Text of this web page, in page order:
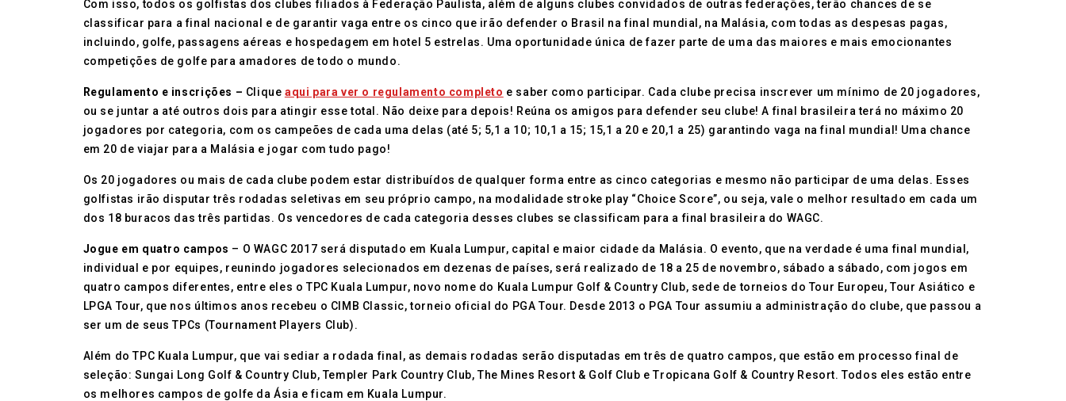
Com isso, todos os golfistas dos clubes filiados à Federação Paulista, além de alguns clubes convidados de outras federações, terão chances de se
classificar para a final nacional e de garantir vaga entre os cinco que irão defender o Brasil na final mundial, na Malásia, com todas as despesas pagas,
incluindo, golfe, passagens aéreas e hospedagem em hotel 5 estrelas. Uma oportunidade única de fazer parte de uma das maiores e mais emocionantes
competições de golfe para amadores de todo o mundo.
Regulamento e inscrições – Clique aqui para ver o regulamento completo e saber como participar. Cada clube precisa inscrever um mínimo de 20 jogadores,
ou se juntar a até outros dois para atingir esse total. Não deixe para depois! Reúna os amigos para defender seu clube! A final brasileira terá no máximo 20
jogadores por categoria, com os campeões de cada uma delas (até 5; 5,1 a 10; 10,1 a 15; 15,1 a 20 e 20,1 a 25) garantindo vaga na final mundial! Uma chance
em 20 de viajar para a Malásia e jogar com tudo pago!
Os 20 jogadores ou mais de cada clube podem estar distribuídos de qualquer forma entre as cinco categorias e mesmo não participar de uma delas. Esses
golfistas irão disputar três rodadas seletivas em seu próprio campo, na modalidade stroke play “Choice Score”, ou seja, vale o melhor resultado em cada um
dos 18 buracos das três partidas. Os vencedores de cada categoria desses clubes se classificam para a final brasileira do WAGC.
Jogue em quatro campos – O WAGC 2017 será disputado em Kuala Lumpur, capital e maior cidade da Malásia. O evento, que na verdade é uma final mundial,
individual e por equipes, reunindo jogadores selecionados em dezenas de países, será realizado de 18 a 25 de novembro, sábado a sábado, com jogos em
quatro campos diferentes, entre eles o TPC Kuala Lumpur, novo nome do Kuala Lumpur Golf & Country Club, sede de torneios do Tour Europeu, Tour Asiático e
LPGA Tour, que nos últimos anos recebeu o CIMB Classic, torneio oficial do PGA Tour. Desde 2013 o PGA Tour assumiu a administração do clube, que passou a
ser um de seus TPCs (Tournament Players Club).
Além do TPC Kuala Lumpur, que vai sediar a rodada final, as demais rodadas serão disputadas em três de quatro campos, que estão em processo final de
seleção: Sungai Long Golf & Country Club, Templer Park Country Club, The Mines Resort & Golf Club e Tropicana Golf & Country Resort. Todos eles estão entre
os melhores campos de golfe da Ásia e ficam em Kuala Lumpur.